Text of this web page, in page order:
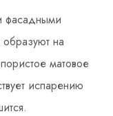
фасадными
на
матовое
испарению